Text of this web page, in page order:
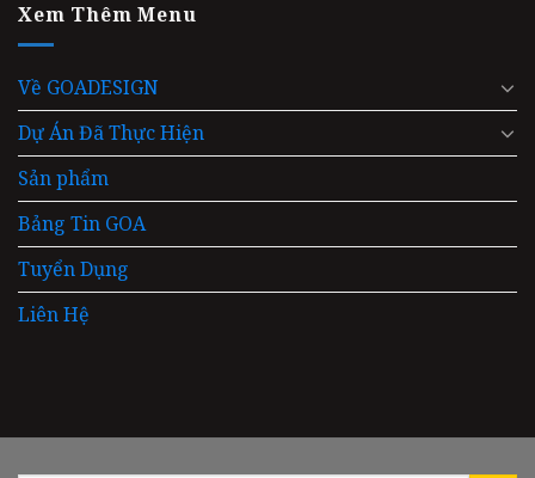
Xem Thêm Menu
Về GOADESIGN
Dự Án Đã Thực Hiện
Sản phẩm
Bảng Tin GOA
Tuyển Dụng
Liên Hệ